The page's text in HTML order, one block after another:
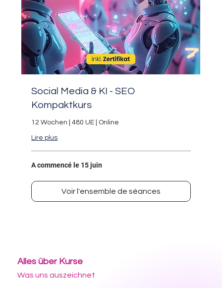
Social Media & KI - SEO
Kompaktkurs
12 Wochen | 480 UE | Online
Lire plus
A commencé le 15 juin
Voir l'ensemble de séances
Was uns auszeichnet
Alles über Kurse